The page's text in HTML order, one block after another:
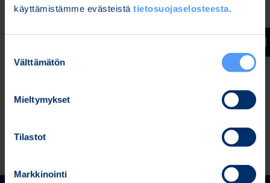
käyttämistämme evästeistä tietosuojaselosteesta.
valinta
Välttämätön
Mieltymykset
Tilastot
Markkinointi
Puh. 040 344 5258
Tiedostot